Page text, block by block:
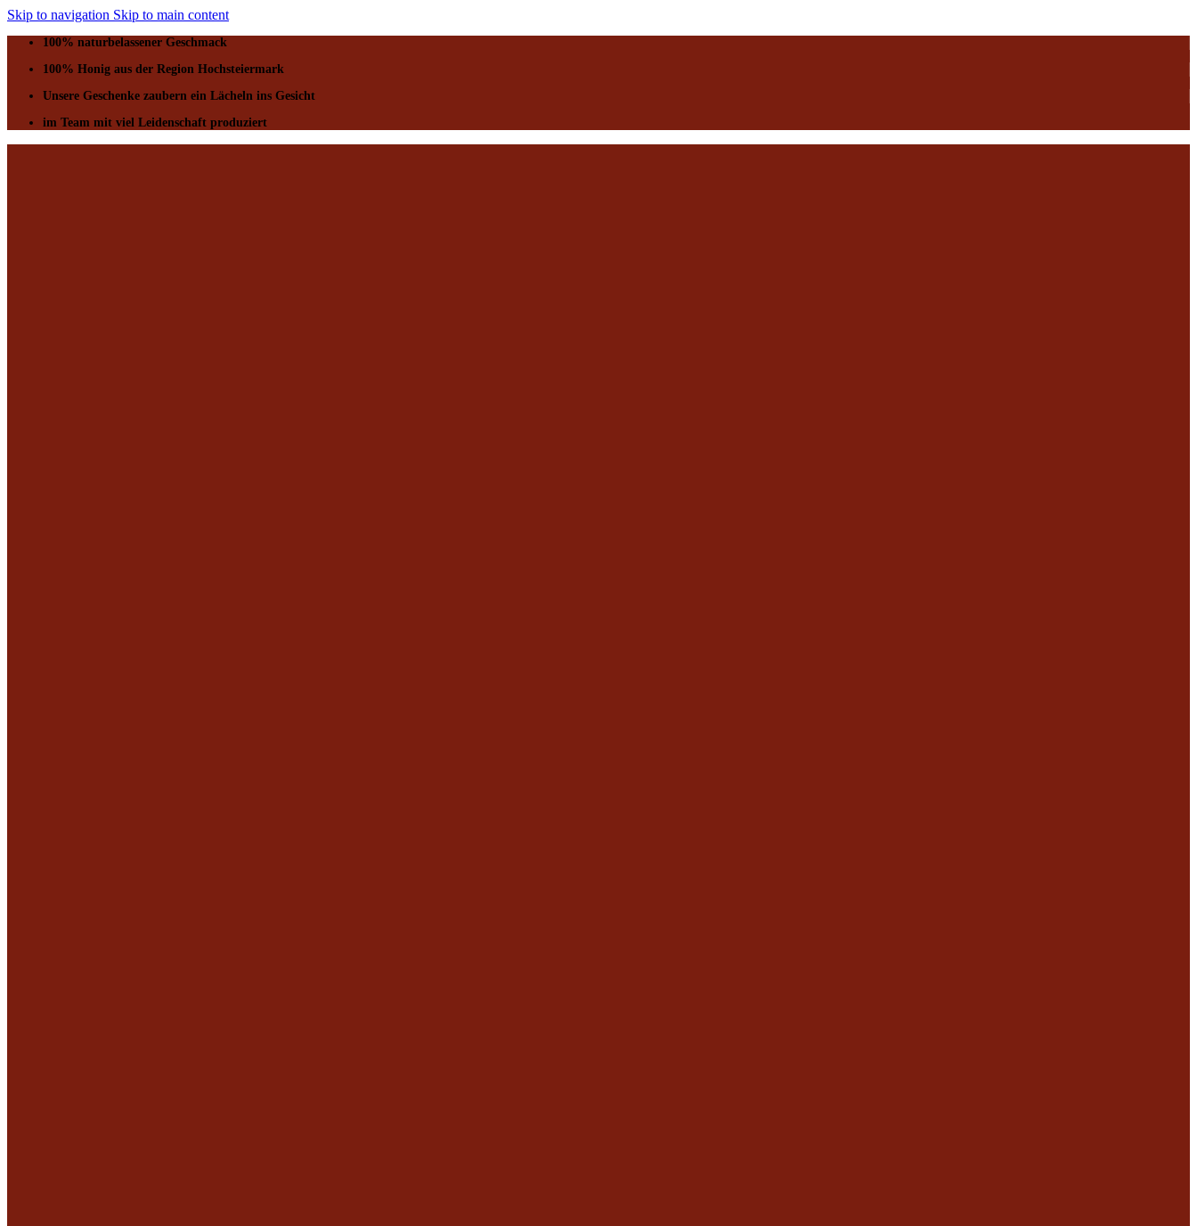
Skip to navigation Skip to main content
100% naturbelassener Geschmack
100% Honig aus der Region Hochsteiermark
Unsere Geschenke zaubern ein Lächeln ins Gesicht
im Team mit viel Leidenschaft produziert